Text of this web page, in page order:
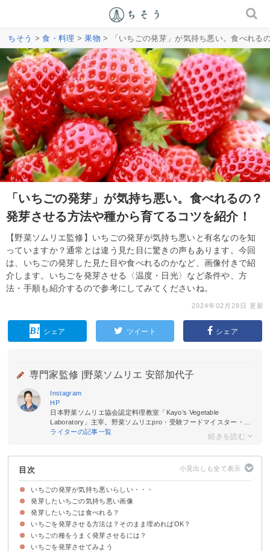
ちそう >食・料理 >果物 > 「いちごの発芽」が気持ち悪い。食べれる
「いちごの発芽」が気持ち悪い。食べれるの？
発芽させる方法や種から育てるコツを紹介！
【野菜ソムリエ監修】いちごの発芽が気持ち悪いと有名なのを知
っていますか？通常とは違う見た目に驚きの声もあります。今回
は、いちごの発芽した見た目や食べれるのかなど、画像付きで紹
介します。いちごを発芽させる〈温度・日光〉など条件や、方
法・手順も紹介するので参考にしてみてくださいね。
2024年02月28日 更新
シェア ツイート シェア
専門家監修 | 野菜ソムリエ 安部加代子
Instagram
HP
日本野菜ソムリエ協会認定料理教室「Kayo’s Vegetable
Laboratory」主宰。野菜ソムリエpro・受験フードマイスター・...
ライターの記事一覧
目次
いちごの発芽が気持ち悪いらしい・・・
発芽したいちごの気持ち悪い画像
発芽したいちごは食べれる？
発芽したいちごを食べれるがまずい
いちごを発芽させる方法は？そのまま埋めればOK？
いちごの発芽は難しい
いちごが発芽する条件
いちごを丸ごと発芽させる方法・手順
いちごの種をうまく発芽させるには？
いちごから種を取って発芽させるのがおすすめ
いちごを発芽させてみよう